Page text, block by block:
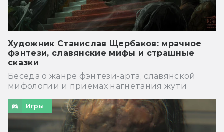
Художник Станислав Щербаков: мрачное
фэнтези, славянские мифы и страшные
сказки
Беседа о жанре фэнтези-арта, славянской
мифологии и приёмах нагнетания жути
Игры